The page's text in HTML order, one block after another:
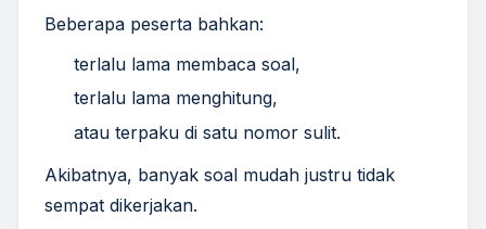
Beberapa peserta bahkan:
terlalu lama membaca soal,
terlalu lama menghitung,
atau terpaku di satu nomor sulit.
Akibatnya, banyak soal mudah justru tidak
sempat dikerjakan.